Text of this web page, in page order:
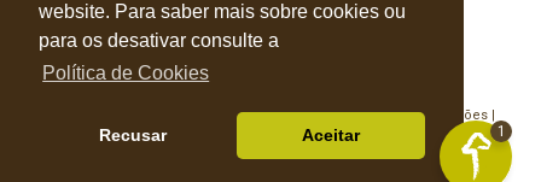
website. Para saber mais sobre cookies ou
para os desativar consulte a
Política de Cookies
Recusar Aceitar
Política de Cookies | Livro de Reclamações |
© Balbino & Faustino 2026 Todos os direitos reservados
1